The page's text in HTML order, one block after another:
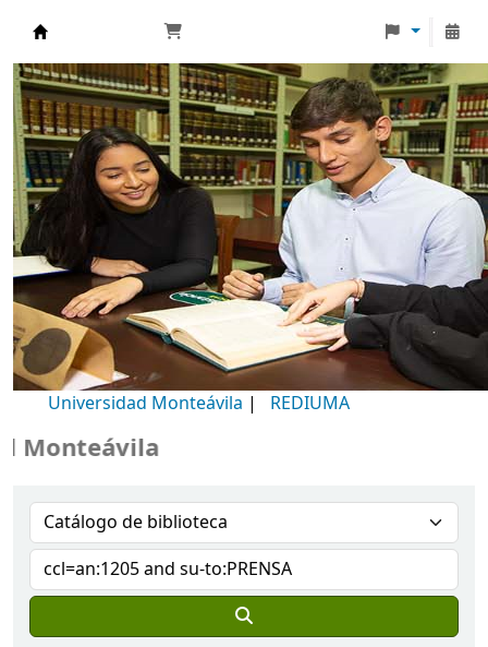
Biblioteca Universidad Monteávila
Universidad Monteávila | REDIUMA